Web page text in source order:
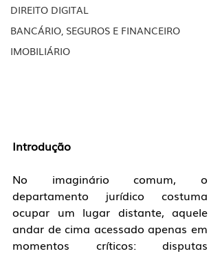
DIREITO DIGITAL
BANCÁRIO, SEGUROS E FINANCEIRO
IMOBILIÁRIO
Introdução
No imaginário comum, o
departamento jurídico costuma
ocupar um lugar distante, aquele
andar de cima acessado apenas em
momentos críticos: disputas